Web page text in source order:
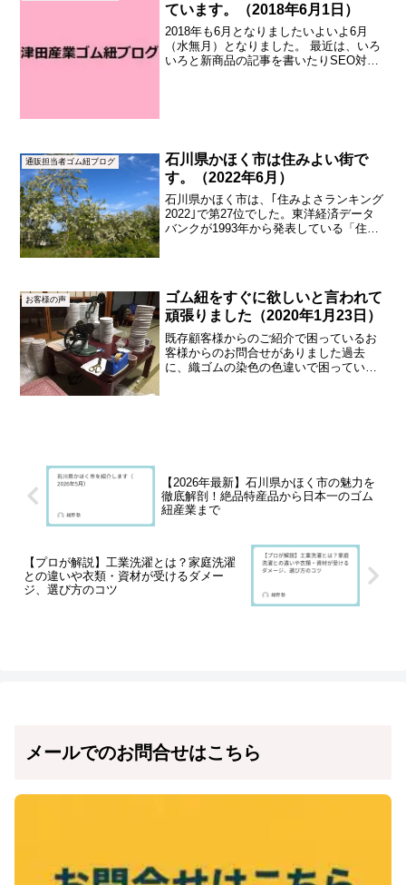
ています。（2018年6月1日）
2018年も6月となりましたいよいよ6月
（水無月）となりました。 最近は、いろ
いろと新商品の記事を書いたりSEO対策
通販担当者ゴム紐ブログ
石川県かほく市は住みよい街で
す。（2022年6月）
石川県かほく市は、｢住みよさランキング
2022｣で第27位でした。東洋経済データ
バンクが1993年から発表している「住み
で...
お客様の声
ゴム紐をすぐに欲しいと言われて
頑張りました（2020年1月23日）
既存顧客様からのご紹介で困っているお
客様からのお問合せがありました過去
に、織ゴムの染色の色違いで困ってい
【2026年最新】石川県かほく市の魅力を
徹底解剖！絶品特産品から日本一のゴム
紐産業まで
【プロが解説】工業洗濯とは？家庭洗濯
との違いや衣類・資材が受けるダメー
ジ、選び方のコツ
メールでのお問合せはこちら